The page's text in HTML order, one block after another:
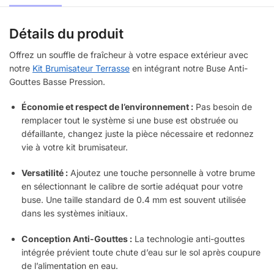
Détails du produit
Offrez un souffle de fraîcheur à votre espace extérieur avec
notre Kit Brumisateur Terrasse en intégrant notre Buse Anti-
Gouttes Basse Pression.
Économie et respect de l’environnement : Pas besoin de
remplacer tout le système si une buse est obstruée ou
défaillante, changez juste la pièce nécessaire et redonnez
vie à votre kit brumisateur.
Versatilité : Ajoutez une touche personnelle à votre brume
en sélectionnant le calibre de sortie adéquat pour votre
buse. Une taille standard de 0.4 mm est souvent utilisée
dans les systèmes initiaux.
Conception Anti-Gouttes : La technologie anti-gouttes
intégrée prévient toute chute d’eau sur le sol après coupure
de l’alimentation en eau.